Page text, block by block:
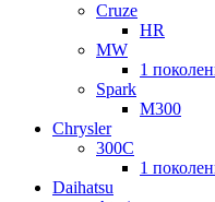
Cruze
HR
MW
1
Spark
M300
Chrysler
300C
1
Daihatsu